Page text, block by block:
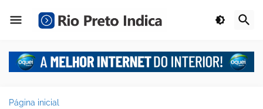
Página inicial